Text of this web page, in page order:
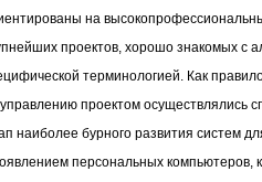
на
проектов, хорошо знакомых с
терминологией. Как
проектом осуществлялись
наиболее бурного развития систем
персональных компьютеров,